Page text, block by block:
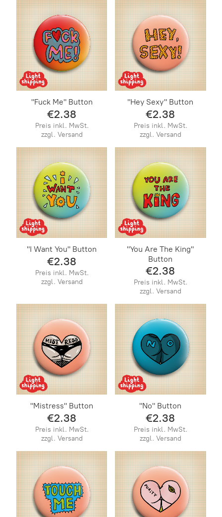
"Fuck Me" Button
€2.38
Preis inkl. MwSt.
zzgl. Versand
"Hey Sexy" Button
€2.38
Preis inkl. MwSt.
zzgl. Versand
"I Want You" Button
€2.38
Preis inkl. MwSt.
zzgl. Versand
"You Are The King"
Button
€2.38
Preis inkl. MwSt.
zzgl. Versand
"Mistress" Button
€2.38
Preis inkl. MwSt.
zzgl. Versand
"No" Button
€2.38
Preis inkl. MwSt.
zzgl. Versand